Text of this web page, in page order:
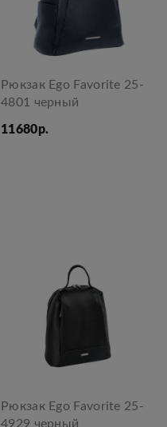
Рюкзак Ego Favorite 25-
4801 черный
11680р.
Рюкзак Ego Favorite 25-
4929 черный